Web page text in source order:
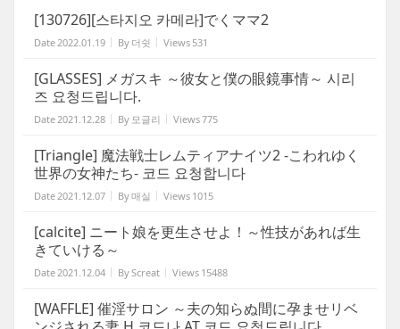
[130726][스타지오 카메라]でくママ2
Date2022.01.19 By 더쉿 Views 531
[GLASSES] メガスキ ～彼女と僕の眼鏡事情～ 시리
즈 요청드립니다.
Date2021.12.28 By 모글리 Views775
[Triangle] 魔法戦士レムティアナイツ2 -こわれゆく
世界の女神たち- 코드 요청합니다
Date2021.12.07 By매실 Views 1015
[calcite] ニート娘を更生させよ！～性技があれば生
きていける～
Date2021.12.04 ByScreat Views 15488
[WAFFLE] 催淫サロン ～夫の知らぬ間に孕ませリベ